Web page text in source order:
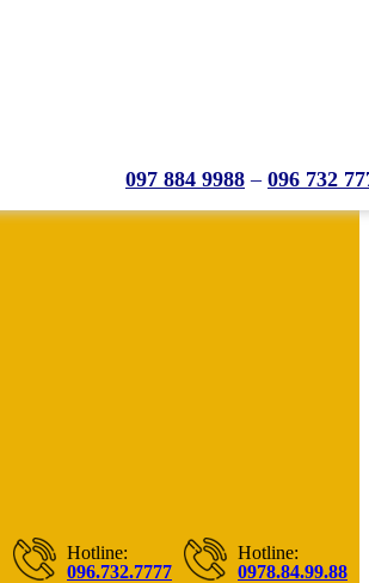
Hotline:
096.732.7777
Hotline:
0978.84.99.88
097 884 9988 – 096 732